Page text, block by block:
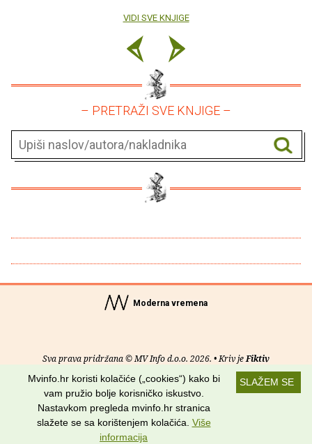
VIDI SVE KNJIGE
– PRETRAŽI SVE KNJIGE –
Moderna vremena
Sva prava pridržana © MV Info d.o.o. 2026. • Kriv jeFiktiv
Uvjeti korištenja RSS kanali
Potraži nas na:
SLAŽEM SE
Mvinfo.hr koristi kolačiće („cookies“) kako bi
vam pružio bolje korisničko iskustvo.
Nastavkom pregleda mvinfo.hr stranica
slažete se sa korištenjem kolačića. Više
informacija